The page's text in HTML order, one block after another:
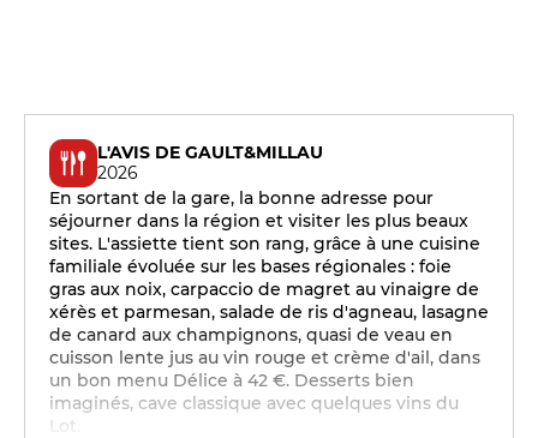
L'AVIS DE GAULT&MILLAU
2026
En sortant de la gare, la bonne adresse pour
séjourner dans la région et visiter les plus beaux
sites. L'assiette tient son rang, grâce à une cuisine
familiale évoluée sur les bases régionales : foie
gras aux noix, carpaccio de magret au vinaigre de
xérès et parmesan, salade de ris d'agneau, lasagne
de canard aux champignons, quasi de veau en
cuisson lente jus au vin rouge et crème d'ail, dans
un bon menu Délice à 42 €. Desserts bien
imaginés, cave classique avec quelques vins du
Lot.